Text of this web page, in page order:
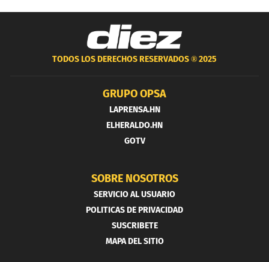
TODOS LOS DERECHOS RESERVADOS ®2025
GRUPO OPSA
LAPRENSA.HN
ELHERALDO.HN
GOTV
SOBRE NOSOTROS
SERVICIO AL USUARIO
POLITICAS DE PRIVACIDAD
SUSCRIBETE
MAPA DEL SITIO